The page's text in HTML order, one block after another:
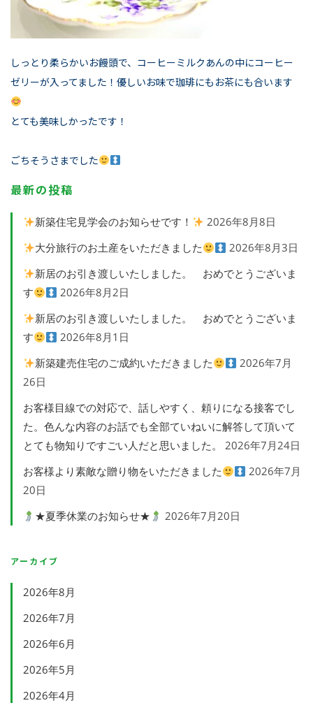
しっとり柔らかいお饅頭で、コーヒーミルクあんの中にコーヒー
ゼリーが入ってました！優しいお味で珈琲にもお茶にも合います
とても美味しかったです！
ごちそうさまでした
最新の投稿
新築住宅見学会のお知らせです！
2026年8月8日
大分旅行のお土産をいただきました
2026年8月3日
新居のお引き渡しいたしました。 おめでとうございま
す
2026年8月2日
新居のお引き渡しいたしました。 おめでとうございま
す
2026年8月1日
新築建売住宅のご成約いただきました
2026年7月
26日
お客様目線での対応で、話しやすく、頼りになる接客でし
た。色んな内容のお話でも全部ていねいに解答して頂いて
とても物知りですごい人だと思いました。
2026年7月24日
お客様より素敵な贈り物をいただきました
2026年7月
20日
★夏季休業のお知らせ★
2026年7月20日
アーカイブ
2026年8月
2026年7月
2026年6月
2026年5月
2026年4月